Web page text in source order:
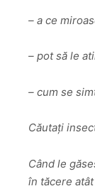
– a ce
– pot să le
– cum se
Căutați
Când le
în tăcere